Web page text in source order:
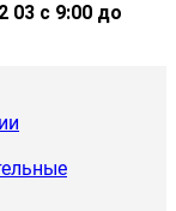
03 с 9:00 до